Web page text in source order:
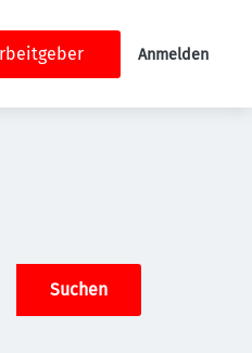
Anmelden
Suchen